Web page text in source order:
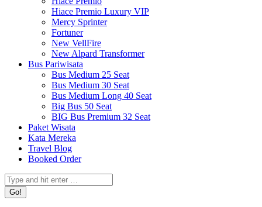
Hiace Premio Luxury VIP
Mercy Sprinter
Fortuner
New VellFire
New Alpard Transformer
Bus Pariwisata
Bus Medium 25 Seat
Bus Medium 30 Seat
Bus Medium Long 40 Seat
Big Bus 50 Seat
BIG Bus Premium 32 Seat
Paket Wisata
Kata Mereka
Travel Blog
Booked Order
Search: